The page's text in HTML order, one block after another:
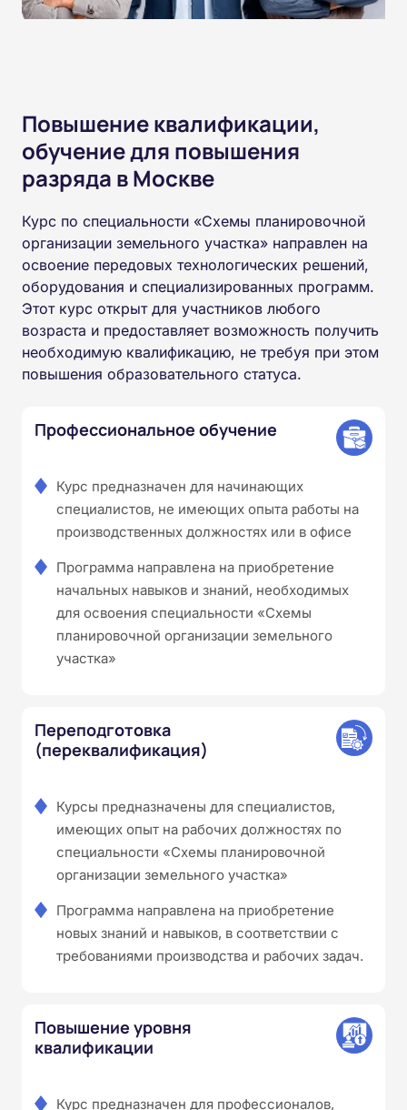
Повышение квалификации,
обучение для повышения
разряда в Москве
Курс по специальности «Схемы планировочной
организации земельного участка» направлен на
освоение передовых технологических решений,
оборудования и специализированных программ.
Этот курс открыт для участников любого
возраста и предоставляет возможность получить
необходимую квалификацию, не требуя при этом
повышения образовательного статуса.
Профессиональное обучение
Курс предназначен для начинающих
специалистов, не имеющих опыта работы на
производственных должностях или в офисе
Программа направлена на приобретение
начальных навыков и знаний, необходимых
для освоения специальности «Схемы
планировочной организации земельного
участка»
Переподготовка
(переквалификация)
Курсы предназначены для специалистов,
имеющих опыт на рабочих должностях по
специальности «Схемы планировочной
организации земельного участка»
Программа направлена на приобретение
новых знаний и навыков, в соответствии с
требованиями производства и рабочих задач.
Повышение уровня
квалификации
Курс предназначен для профессионалов,